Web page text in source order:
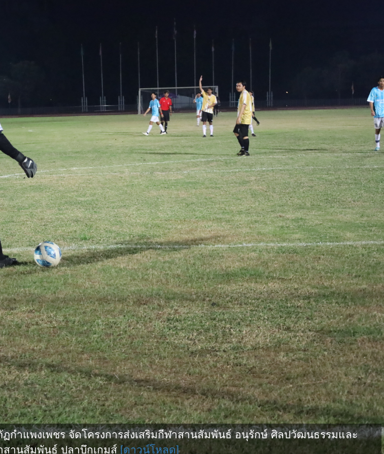
ำแพงเพชร จัดโครงการส่งเสริมกีฬาสานสัมพันธ์ อนุรักษ์ ศิลปวัฒนธรรมและ
านสัมพันธ์ ปลาบึกเกมส์ [ดาวน์โหลด]